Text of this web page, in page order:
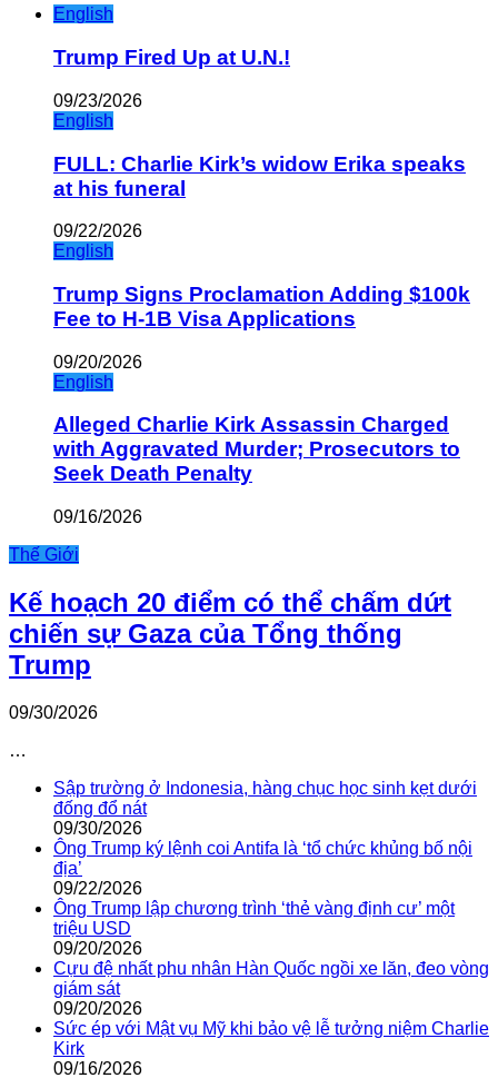
English
Trump Fired Up at U.N.!
09/23/2026
English
FULL: Charlie Kirk’s widow Erika speaks
at his funeral
09/22/2026
English
Trump Signs Proclamation Adding $100k
Fee to H-1B Visa Applications
09/20/2026
English
Alleged Charlie Kirk Assassin Charged
with Aggravated Murder; Prosecutors to
Seek Death Penalty
09/16/2026
Thế Giới
Kế hoạch 20 điểm có thể chấm dứt
chiến sự Gaza của Tổng thống
Trump
09/30/2026
…
Sập trường ở Indonesia, hàng chục học sinh kẹt dưới
đống đổ nát
09/30/2026
Ông Trump ký lệnh coi Antifa là ‘tổ chức khủng bố nội
địa’
09/22/2026
Ông Trump lập chương trình ‘thẻ vàng định cư’ một
triệu USD
09/20/2026
Cựu đệ nhất phu nhân Hàn Quốc ngồi xe lăn, đeo vòng
giám sát
09/20/2026
Sức ép với Mật vụ Mỹ khi bảo vệ lễ tưởng niệm Charlie
Kirk
09/16/2026